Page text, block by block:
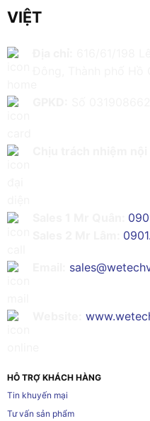
VIỆT
HỖ TRỢ KHÁCH HÀNG
Tin khuyến mại
Tư vấn sản phẩm